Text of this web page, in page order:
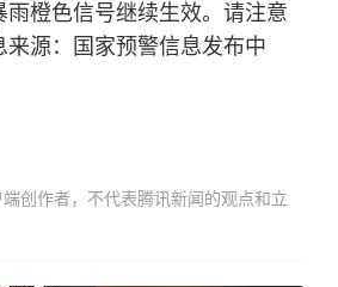
雨橙色信号继续生效。请注意
来源：国家预警信息发布中
创作者，不代表腾讯新闻的观点和立